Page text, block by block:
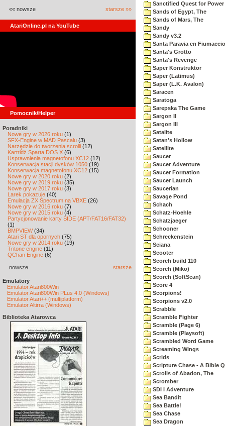
«« nowsze starsze »»
AtariOnline.pl na YouTube
Pomocnik/Helper
Poradniki
Nowe gry w 2026 roku (1)
SFX-Engine w MAD Pascalu (3)
Narzędzie do tworzenia scrolli (12)
Kartridż Sparta DOS X (6)
Usprawnienia magnetofonu XC12 (12)
Konserwacja stacji dysków 1050 (19)
Konserwacja magnetofonu XC12 (15)
Nowe gry w 2020 roku (2)
Nowe gry w 2019 roku (35)
Nowe gry w 2017 roku (3)
Larek pokazuje (40)
Emulacja ZX Spectrum na VBXE (26)
Nowe gry w 2016 roku (7)
Nowe gry w 2015 roku (4)
Partycjonowanie karty SIDE (APT/FAT16/FAT32)
(1)
BMPVIEW(34)
Atari ST dla opornych (75)
Nowe gry w 2014 roku (19)
Tritone engine (11)
QChan Engine (6)
nowsze starsze
Emulatory
Emulator Atari800Win
Emulator Atari800Win PLus 4.0 (Windows)
Emulator Atari++ (multiplatform)
Emulator Altirra (Windows)
Biblioteka Atarowca
Sanctified Quest for Power
Sands of Egypt, The
Sands of Mars, The
Sandy
Sandy v3.2
Santa Paravia en Fiumaccio
Santa's Grotto
Santa's Revenge
Saper Konstruktor
Saper (Latimus)
Saper (L.K. Avalon)
Saracen
Saratoga
Sarepska The Game
Sargon II
Sargon III
Satalite
Satan's Hollow
Satellite
Saucer
Saucer Adventure
Saucer Formation
Saucer Launch
Saucerian
Savage Pond
Schach
Schatz-Hoehle
Schatzjaeger
Schooner
Schreckenstein
Sciana
Scooter
Scorch build 110
Scorch (Miko)
Scorch (SoftScan)
Score 4
Scorpions!
Scorpions v2.0
Scrabble
Scramble Fighter
Scramble (Page 6)
Scramble (Playsoft)
Scrambled Word Game
Screaming Wings
Scrids
Scripture Chase - A Bible
Scrolls of Abadon, The
Scromber
SDI I Adventure
Sea Bandit
Sea Battle!
Sea Chase
Sea Dragon